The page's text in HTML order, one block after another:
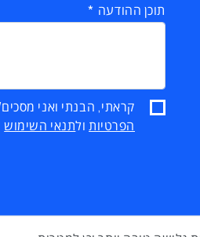
תוכן ההודעה
קראתי, הבנתי ואני
הפרטיותולתנאי השימוש